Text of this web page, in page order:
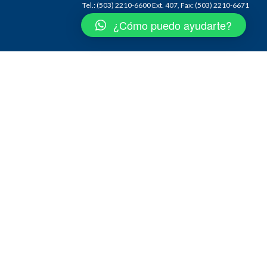
Tel.: (503) 2210-6600 Ext. 407, Fax: (503) 2210-6671
¿Cómo puedo ayudarte?